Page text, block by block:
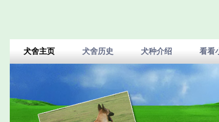
犬舍主页 犬舍历史 犬种介绍 看看